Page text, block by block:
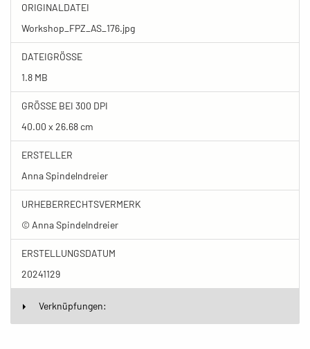
ORIGINALDATEI
Workshop_FPZ_AS_176.jpg
DATEIGRÖSSE
1.8 MB
GRÖSSE BEI 300 DPI
40.00 x 26.68 cm
ERSTELLER
Anna Spindelndreier
URHEBERRECHTSVERMERK
© Anna Spindelndreier
ERSTELLUNGSDATUM
20241129
Verknüpfungen: